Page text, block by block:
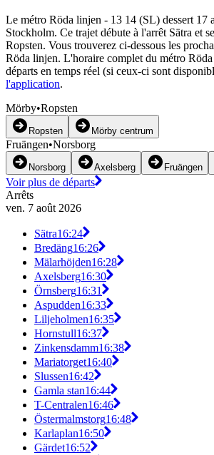
Le métro Röda linjen - 13 14 (SL) dessert 17
Stockholm. Ce trajet débute à l'arrêt Sätra et
Ropsten. Vous trouverez ci-dessous les
Röda linjen. L'horaire complet du métro
départs en temps réel (si ceux-ci sont
l'application.
Mörby•Ropsten
Ropsten Mörby centrum
Fruängen•Norsborg
Norsborg Axelsberg Fruängen
Voir plus de départs
Arrêts
ven. 7 août 2026
Sätra16:24
Bredäng16:26
Mälarhöjden16:28
Axelsberg16:30
Örnsberg16:31
Aspudden16:33
Liljeholmen16:35
Hornstull16:37
Zinkensdamm16:38
Mariatorget16:40
Slussen16:42
Gamla stan16:44
T-Centralen16:46
Östermalmstorg16:48
Karlaplan16:50
Gärdet16:52